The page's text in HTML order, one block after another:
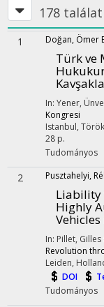
178 találat
1 Doğan, Ömer
Türk ve
In: Yener,
Kongresi
Istanbul,
28 p.
Tudományos
2 Pusztahelyi,
Liability
Highly
In: Pillet, Gilles
Revolution
Leiden,
DOI
Tudományos